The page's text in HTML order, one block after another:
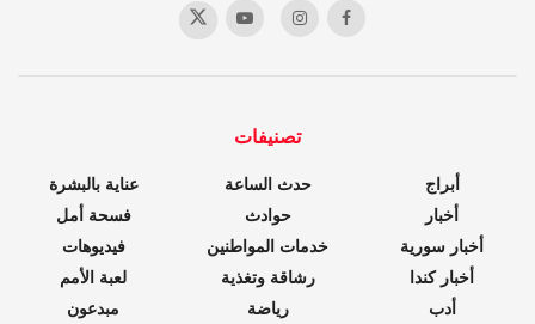
تصنيفات
أبراج
أخبار
أخبار سورية
أخبار كندا
أدب
حدث الساعة
حوادث
خدمات المواطنين
رشاقة وتغذية
رياضة
عناية بالبشرة
فسحة أمل
فيديوهات
لعبة الأمم
مبدعون